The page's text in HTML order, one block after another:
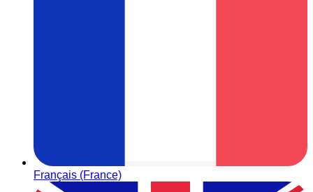
Français (France)